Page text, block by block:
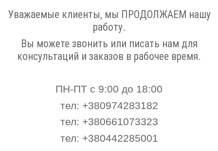
Уважаемые клиенты, мы ПРОДОЛЖАЕМ нашу
работу.
Вы можете звонить или писать нам для
консультаций и заказов в рабочее время.
ПН-ПТ с 9:00 до 18:00
тел: +380974283182
тел: +380661073323
тел: +380442285001